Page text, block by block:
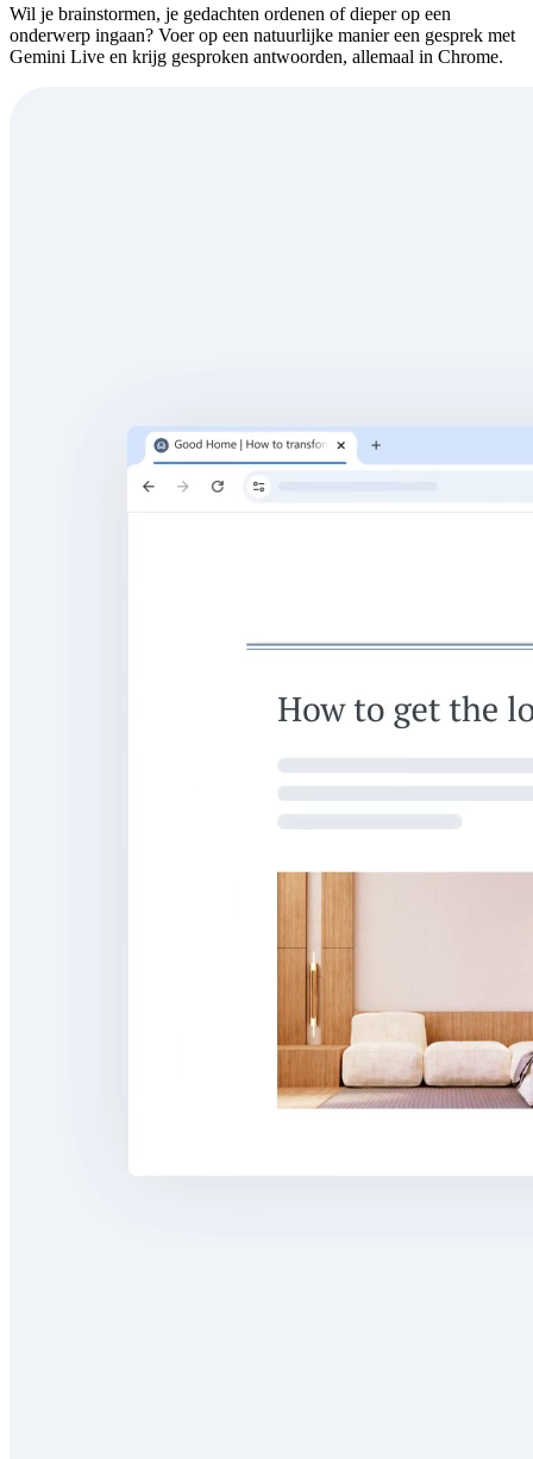
Wil je brainstormen, je gedachten ordenen of dieper op een
onderwerp ingaan? Voer op een natuurlijke manier een gesprek met
Gemini Live en krijg gesproken antwoorden, allemaal in Chrome.